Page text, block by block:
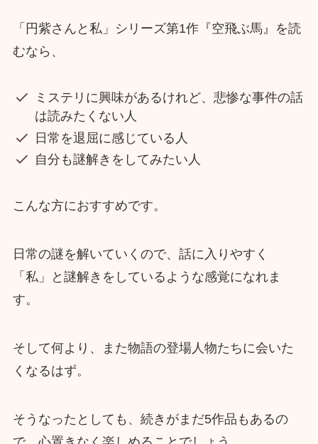
「円紫さんと私」シリーズ第1作『空飛ぶ馬』を読
むなら、
ミステリに興味があるけれど、悲惨な事件の話
は読みたくない人
日常を退屈に感じている人
自分も謎解きをしてみたい人
こんな方におすすめです。
日常の謎を解いていくので、話に入りやすく
「私」と謎解きをしているような感覚になれま
す。
そして何より、また物語の登場人物たちに会いた
くなるはず。
そうなったとしても、続きがまだ5作品もあるの